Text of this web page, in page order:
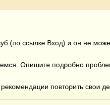
(по ссылке Вход) и он не
Опишите подробно
повторить свои